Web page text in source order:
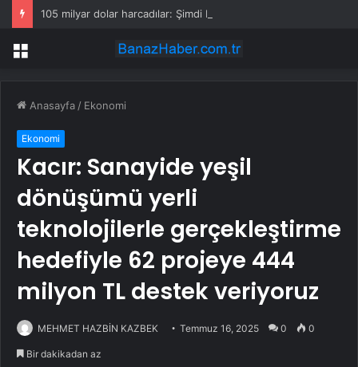
Menü
Anasayfa / Ekonomi
Ekonomi
Kacır: Sanayide yeşil
dönüşümü yerli
teknolojilerle gerçekleştirme
hedefiyle 62 projeye 444
milyon TL destek veriyoruz
MEHMET HAZBİN KAZBEK Temmuz 16, 2025 0 0
Bir dakikadan az